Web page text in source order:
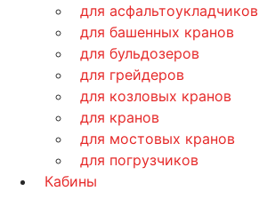
для асфальтоукладчиков
для башенных кранов
для бульдозеров
для грейдеров
для козловых кранов
для кранов
для мостовых кранов
для погрузчиков
Кабины